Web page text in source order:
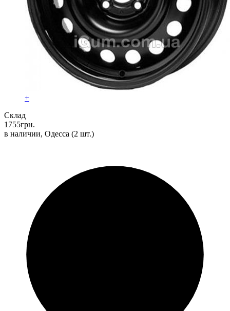
+
Склад
1755грн.
в наличии, Одесса (2 шт.)